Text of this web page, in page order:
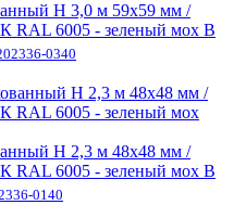
H 3,0 м 59х59 мм /
RAL 6005 - зеленый мох В
0340
H 2,3 м 48х48 мм /
RAL 6005 - зеленый мох В
0140